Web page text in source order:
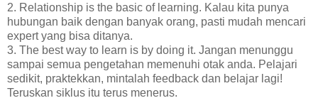
2. Relationship is the basic of learning. Kalau kita punya
hubungan baik dengan banyak orang, pasti mudah mencari
expert yang bisa ditanya.
3. The best way to learn is by doing it. Jangan menunggu
sampai semua pengetahan memenuhi otak anda. Pelajari
sedikit, praktekkan, mintalah feedback dan belajar lagi!
Teruskan siklus itu terus menerus.